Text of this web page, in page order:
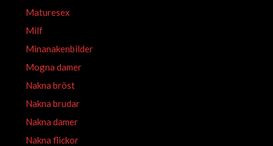
Maturesex
Milf
Minanakenbilder
Mogna damer
Nakna bröst
Nakna brudar
Nakna damer
Nakna flickor